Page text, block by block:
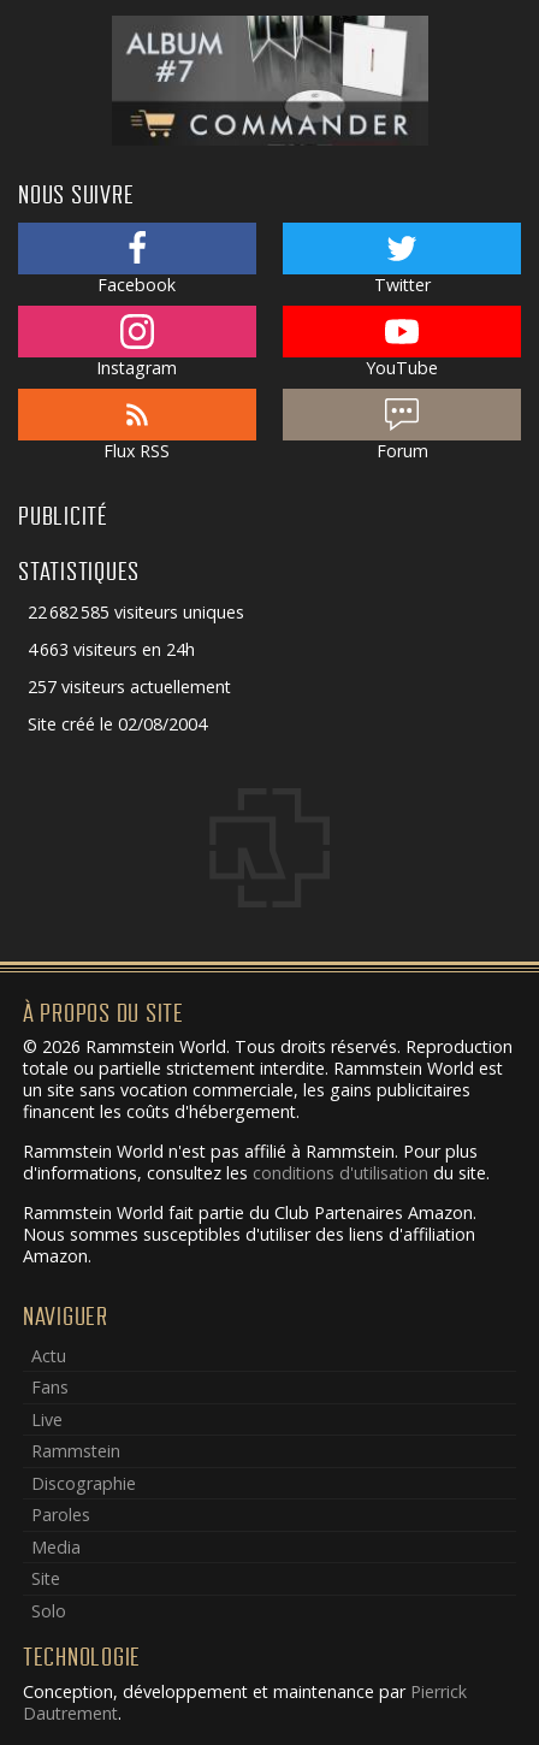
NOUS SUIVRE
Facebook Twitter
Instagram YouTube
Flux RSS Forum
PUBLICITÉ
STATISTIQUES
22 682 585 visiteurs uniques
4 663 visiteurs en 24h
257 visiteurs actuellement
Site créé le 02/08/2004
À PROPOS DU SITE
© 2026 Rammstein World. Tous droits réservés. Reproduction
totale ou partielle strictement interdite. Rammstein World est
un site sans vocation commerciale, les gains publicitaires
financent les coûts d'hébergement.
Rammstein World n'est pas affilié à Rammstein. Pour plus
d'informations, consultez les conditions d'utilisation du site.
Rammstein World fait partie du Club Partenaires Amazon.
Nous sommes susceptibles d'utiliser des liens d'affiliation
Amazon.
NAVIGUER
Actu
Fans
Live
Rammstein
Discographie
Paroles
Media
Site
Solo
TECHNOLOGIE
Conception, développement et maintenance par Pierrick
Dautrement.